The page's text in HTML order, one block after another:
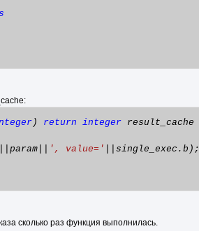
) return integer result_cache
||param|| ', value='
||single_exec.b);
сколько раз функция выполнилась.